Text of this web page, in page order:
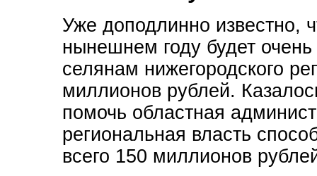
Уже доподлинно известно,
нынешнем году будет
селянам нижегородского
миллионов рублей.
помочь областная
региональная власть
всего 150 миллионов